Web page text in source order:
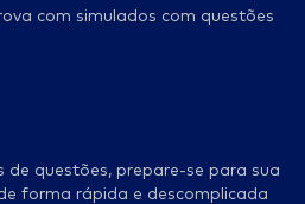
com simulados com questões
de questões, prepare-se para sua
forma rápida e descomplicada